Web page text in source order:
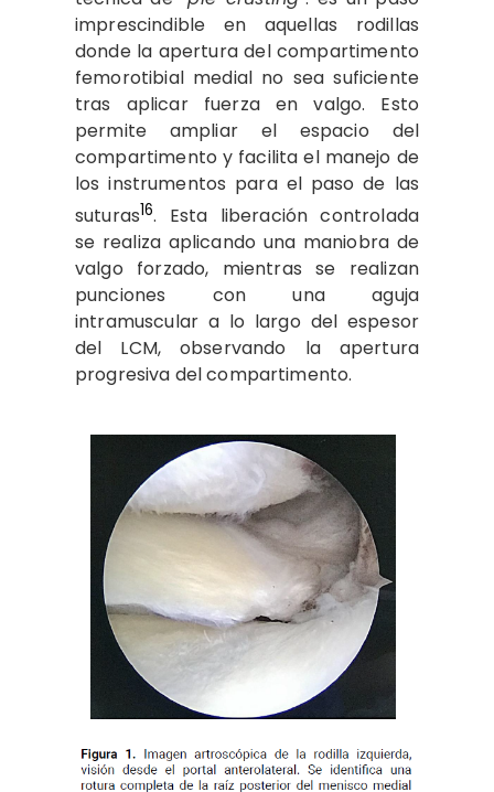
imprescindible en aquellas rodillas
donde la apertura del compartimento
femorotibial medial no sea suficiente
tras aplicar fuerza en valgo. Esto
permite ampliar el espacio del
compartimento y facilita el manejo de
los instrumentos para el paso de las
suturas16. Esta liberación controlada
se realiza aplicando una maniobra de
valgo forzado, mientras se realizan
punciones con una aguja
intramuscular a lo largo del espesor
del LCM, observando la apertura
progresiva del compartimento.